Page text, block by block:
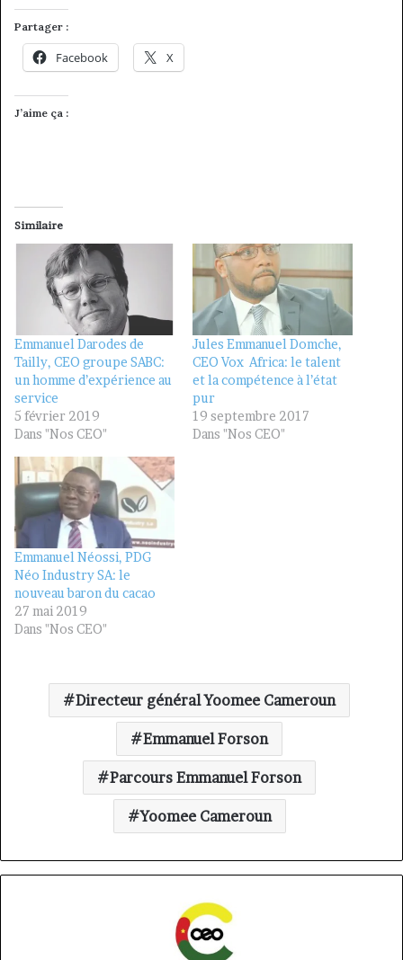
Partager :
Facebook X
J’aime ça :
Similaire
Emmanuel Darodes de
Tailly, CEO groupe SABC:
un homme d’expérience au
service
5 février 2019
Dans "Nos CEO"
Jules Emmanuel Domche,
CEO Vox Africa: le talent
et la compétence à l’état
pur
19 septembre 2017
Dans "Nos CEO"
Emmanuel Néossi, PDG
Néo Industry SA: le
nouveau baron du cacao
27 mai 2019
Dans "Nos CEO"
Directeur général Yoomee Cameroun
Emmanuel Forson
Parcours Emmanuel Forson
Yoomee Cameroun